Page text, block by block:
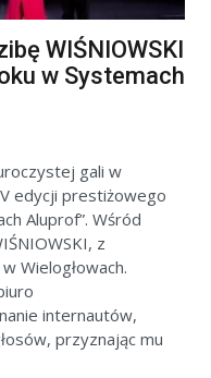
WIŚNIOWSKI
w Systemach
gali w
edycji prestiżowego
Aluprof”. Wśród
z
Wielogłowach.
internautów,
przyznając mu